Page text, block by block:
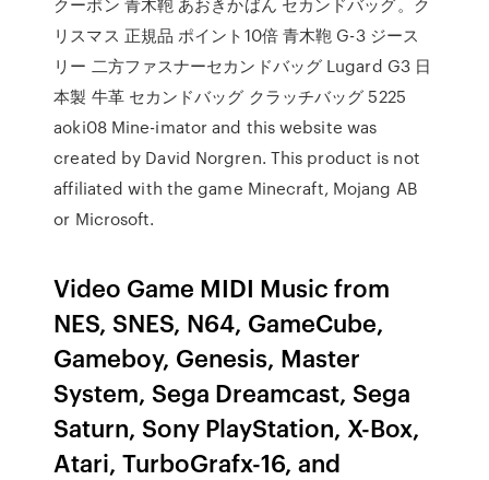
リスマス 正規品 ポイント10倍 青木鞄 G-3 ジース
リー 二方ファスナーセカンドバッグ Lugard G3 日
本製 牛革 セカンドバッグ クラッチバッグ 5225
aoki08 Mine-imator and this website was
created by David Norgren. This product is not
affiliated with the game Minecraft, Mojang AB
or Microsoft.
Video Game MIDI Music from
NES, SNES, N64, GameCube,
Gameboy, Genesis, Master
System, Sega Dreamcast, Sega
Saturn, Sony PlayStation, X-Box,
Atari, TurboGrafx-16, and